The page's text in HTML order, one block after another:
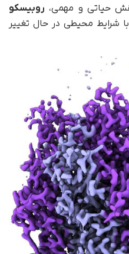
حیاتی و مهمی، روبیسکو
شرایط محیطی در حال تغییر